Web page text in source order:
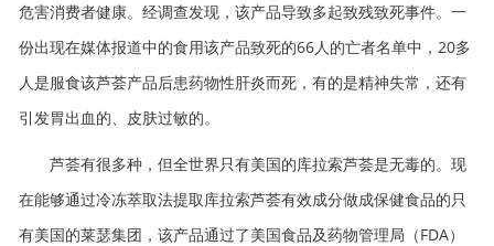
危害消费者健康。经调查发现，该产品导致多起致残致死事件。一
份出现在媒体报道中的食用该产品致死的66人的亡者名单中，20多
人是服食该芦荟产品后患药物性肝炎而死，有的是精神失常，还有
引发胃出血的、皮肤过敏的。
芦荟有很多种，但全世界只有美国的库拉索芦荟是无毒的。现
在能够通过冷冻萃取法提取库拉索芦荟有效成分做成保健食品的只
有美国的莱瑟集团，该产品通过了美国食品及药物管理局（FDA）